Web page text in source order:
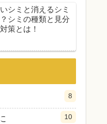
シミと消えるシミ
シミの種類と見分
策とは！
8
10